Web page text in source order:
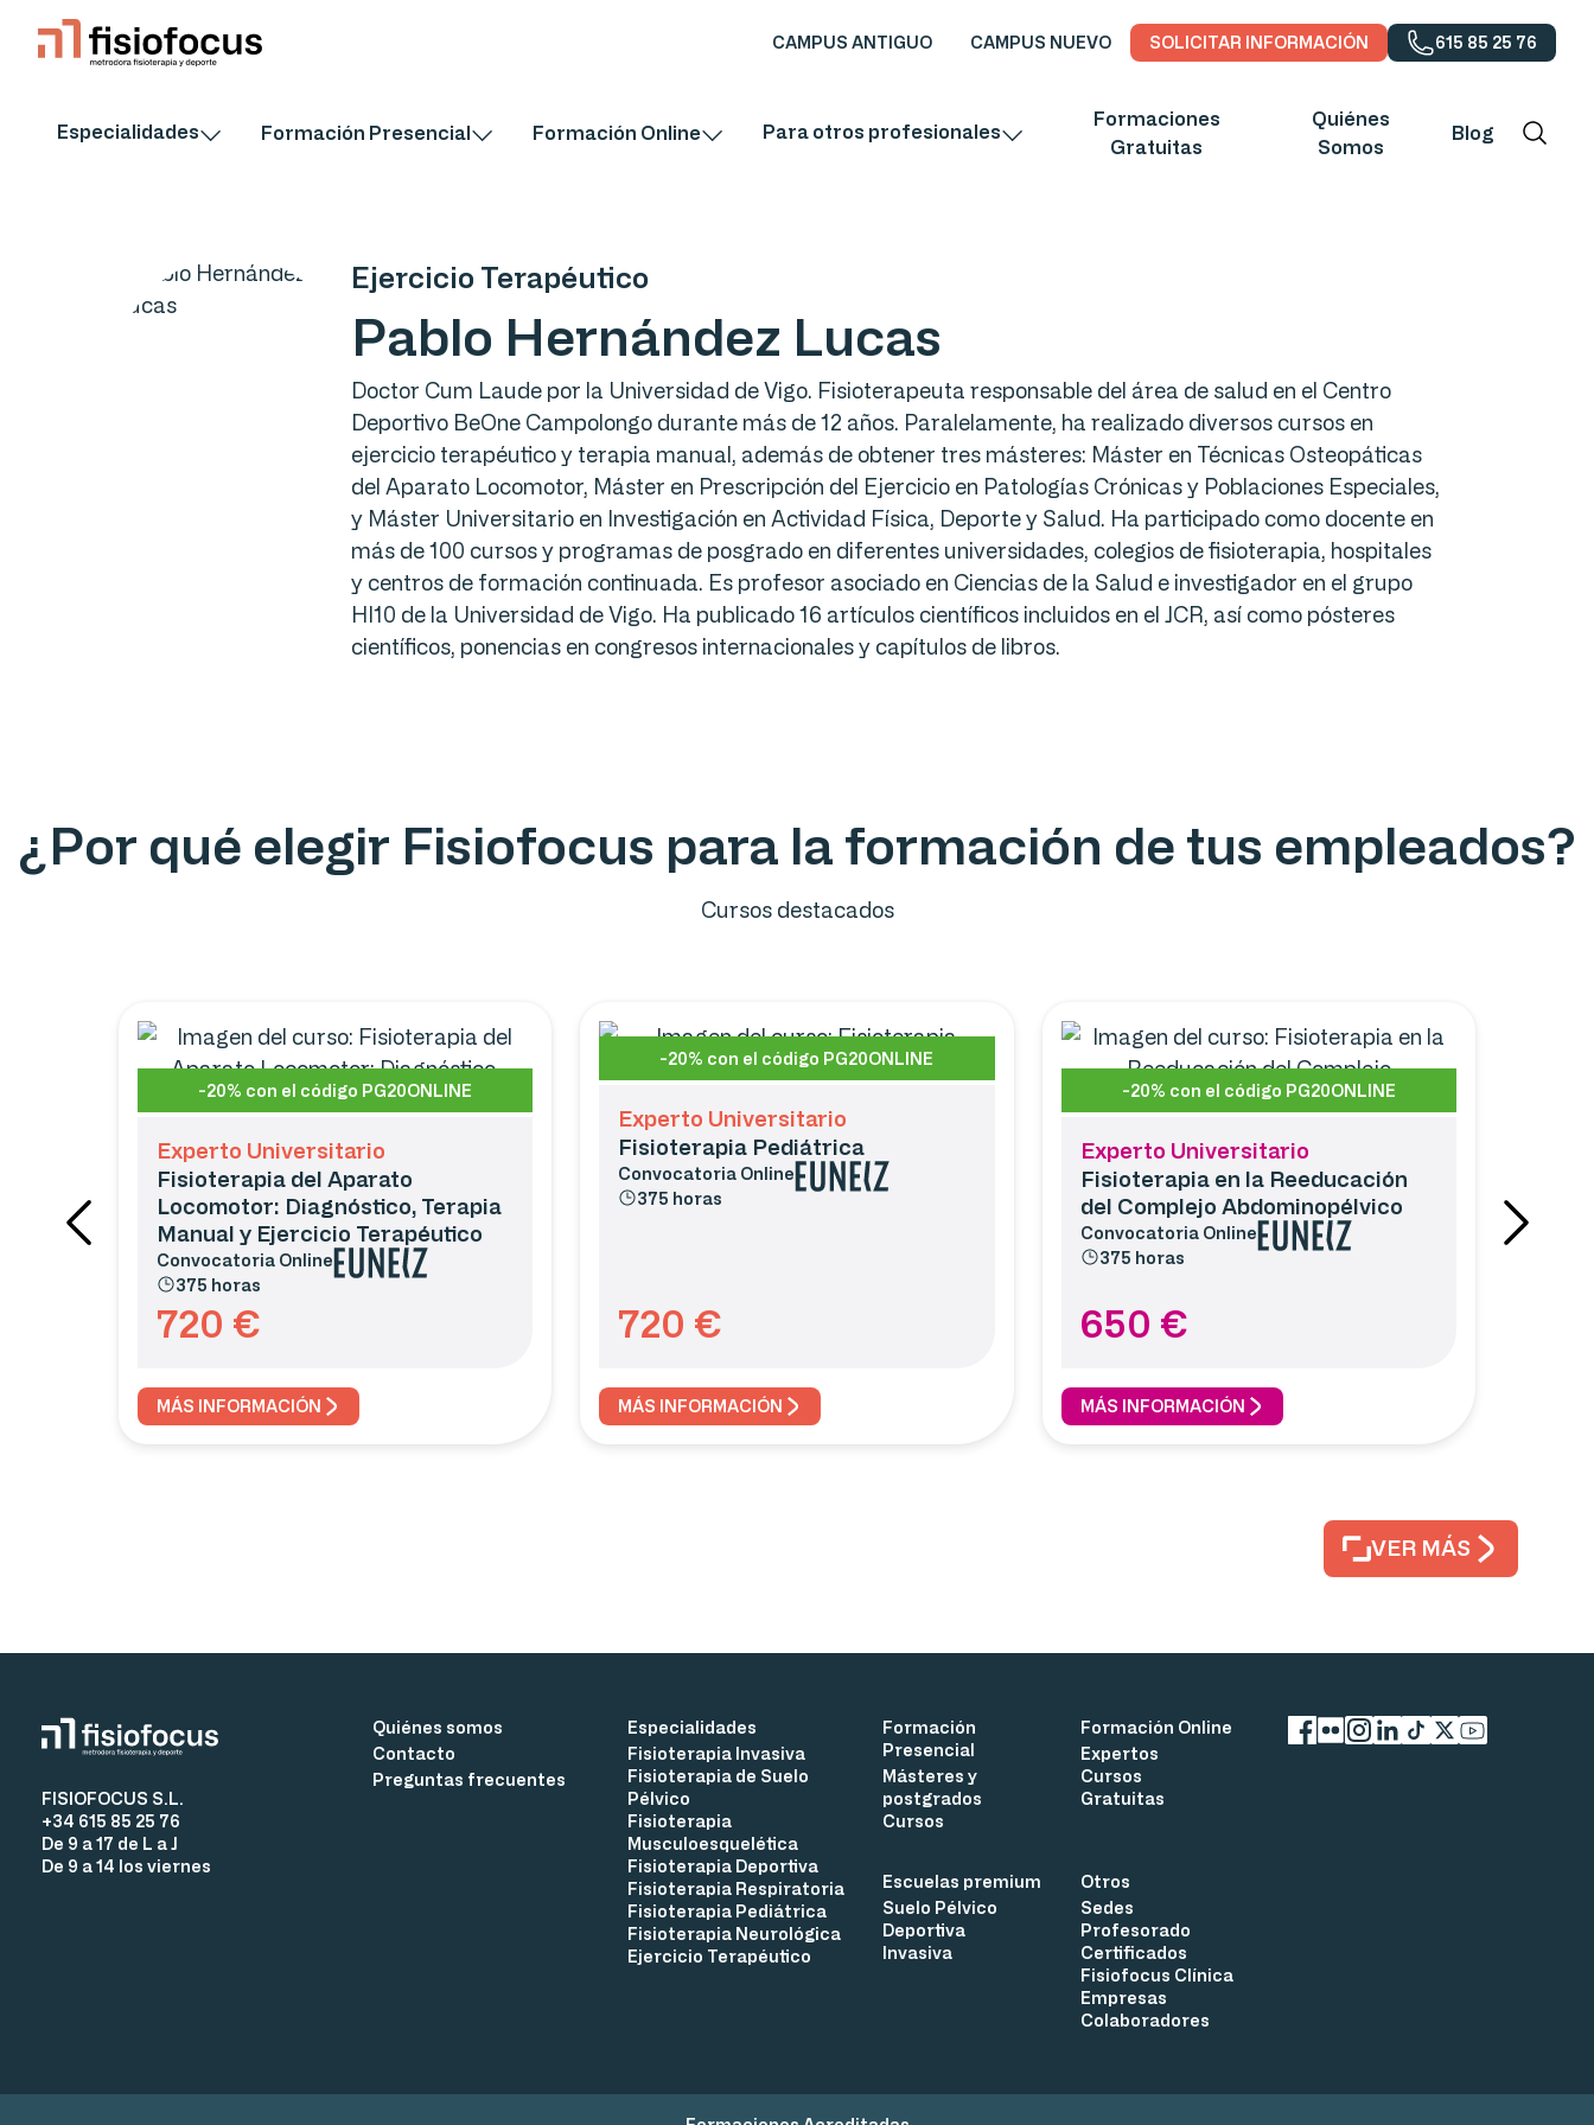
CAMPUS ANTIGUO CAMPUS NUEVO SOLICITAR INFORMACIÓN 615 85 25 76
Especialidades Formación Presencial Formación Online Para otros profesionales
Formaciones
Gratuitas
Quiénes
Somos
Blog
Ejercicio Terapéutico
Pablo Hernández Lucas
Doctor Cum Laude por la Universidad de Vigo. Fisioterapeuta responsable del área de salud en el Centro
Deportivo BeOne Campolongo durante más de 12 años. Paralelamente, ha realizado diversos cursos en
ejercicio terapéutico y terapia manual, además de obtener tres másteres: Máster en Técnicas Osteopáticas
del Aparato Locomotor, Máster en Prescripción del Ejercicio en Patologías Crónicas y Poblaciones Especiales,
y Máster Universitario en Investigación en Actividad Física, Deporte y Salud. Ha participado como docente en
más de 100 cursos y programas de posgrado en diferentes universidades, colegios de fisioterapia, hospitales
y centros de formación continuada. Es profesor asociado en Ciencias de la Salud e investigador en el grupo
HI10 de la Universidad de Vigo. Ha publicado 16 artículos científicos incluidos en el JCR, así como pósteres
científicos, ponencias en congresos internacionales y capítulos de libros.
¿Por qué elegir Fisiofocus para la formación de tus empleados?
Cursos destacados
-20% con el código PG20ONLINE
Experto Universitario
Fisioterapia del Aparato
Locomotor: Diagnóstico, Terapia
Manual y Ejercicio Terapéutico
Convocatoria Online
375 horas
720 €
MÁS INFORMACIÓN
-20% con el código PG20ONLINE
Experto Universitario
Fisioterapia Pediátrica
Convocatoria Online
375 horas
720 €
MÁS INFORMACIÓN
-20% con el código PG20ONLINE
Experto Universitario
Fisioterapia en la Reeducación
del Complejo Abdominopélvico
Convocatoria Online
375 horas
650 €
MÁS INFORMACIÓN
VER MÁS
FISIOFOCUS S.L.
+34 615 85 25 76
De 9 a 17 de L a J
De 9 a 14 los viernes
Quiénes somos
Contacto
Preguntas frecuentes
Especialidades
Fisioterapia Invasiva
Fisioterapia de Suelo
Pélvico
Fisioterapia
Musculoesquelética
Fisioterapia Deportiva
Fisioterapia Respiratoria
Fisioterapia Pediátrica
Fisioterapia Neurológica
Ejercicio Terapéutico
Formación
Presencial
Másteres y
postgrados
Cursos
Formación Online
Expertos
Cursos
Gratuitas
Escuelas premium
Suelo Pélvico
Deportiva
Invasiva
Otros
Sedes
Profesorado
Certificados
Fisiofocus Clínica
Empresas
Colaboradores